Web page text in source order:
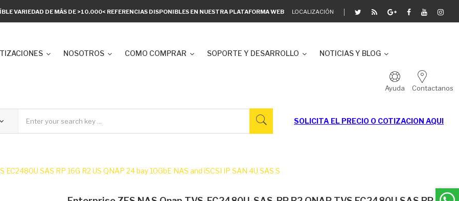
VARIEDAD DE MÁS DE >10.000< REFERENCIAS DISPONIBLES EN NUESTRA PLATAFORMA WEB LOCALIZACIÓN
NOSOTROS COMO COMPRAR SOPORTE Y DESARROLLO NOTICIAS Y BLOG
Ayuda Contactanos
SOLICITA EL PRECIO O COTIZACION AQUI
SAS RP 16G R2 US QNAP 24 bay 10GbE NAS and iSCSI IP SAN 4U SAS S